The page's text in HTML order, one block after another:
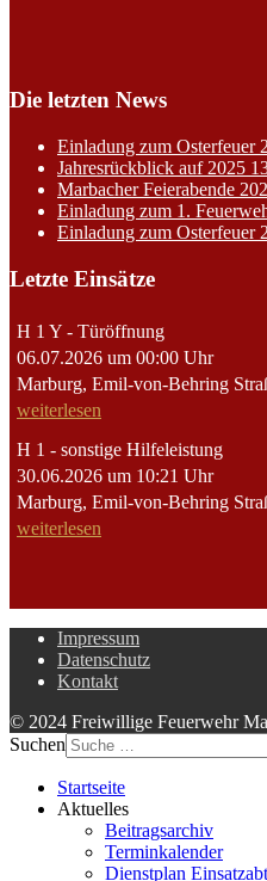
Die letzten News
Einladung zum Osterfeuer
Jahresrückblick auf 2025
Marbacher Feierabende
Einladung zum 1.
Einladung zum Osterfeuer
Letzte Einsätze
H 1 Y - Türöffnung
06.07.2026 um 00:00 Uhr
Marburg, Emil-von-Behring
weiterlesen
H 1 - sonstige Hilfeleistung
30.06.2026 um 10:21 Uhr
Marburg, Emil-von-Behring
weiterlesen
Impressum
Datenschutz
Kontakt
© 2024 Freiwillige Feuerwehr
Suchen
Startseite
Aktuelles
Beitragsarchiv
Terminkalender
Dienstplan